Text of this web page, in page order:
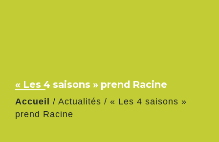
« Les 4 saisons » prend Racine
Accueil / Actualités / « Les 4 saisons »
prend Racine